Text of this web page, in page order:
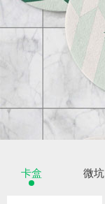
卡盒 微坑